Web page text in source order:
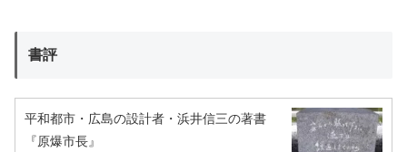
書評
平和都市・広島の設計者・浜井信三の著書
『原爆市長』